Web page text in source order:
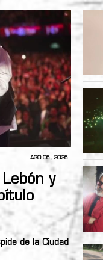
AGO 06, 2026
y
de la Ciudad